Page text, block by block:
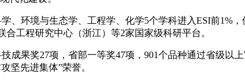
环境与生态学、工程学、化学5个学科进入ESI前1%
工程研究中心（浙江）等2家国家级科研平台。
果奖27项，省部一等奖47项，901个品种通过省级以
坚先进集体”荣誉。